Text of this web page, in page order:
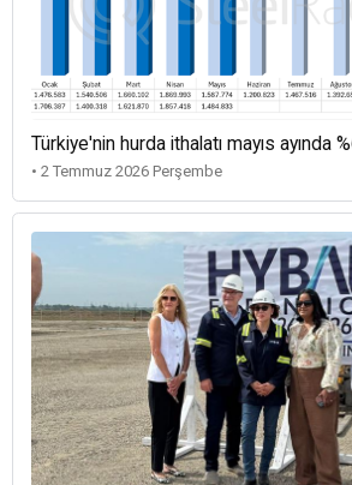
Türkiye'nin hurda ithalatı mayıs ayında
• 2 Temmuz 2026 Perşembe